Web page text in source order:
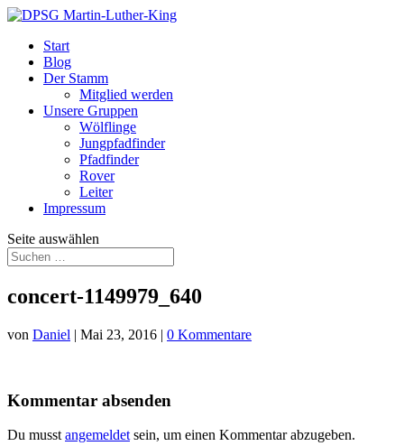
Start
Blog
Der Stamm
Mitglied werden
Unsere Gruppen
Wölflinge
Jungpfadfinder
Pfadfinder
Rover
Leiter
Impressum
Seite auswählen
concert-1149979_640
von Daniel | Mai 23, 2016 | 0 Kommentare
Kommentar absenden
Du musst angemeldet sein, um einen Kommentar abzugeben.